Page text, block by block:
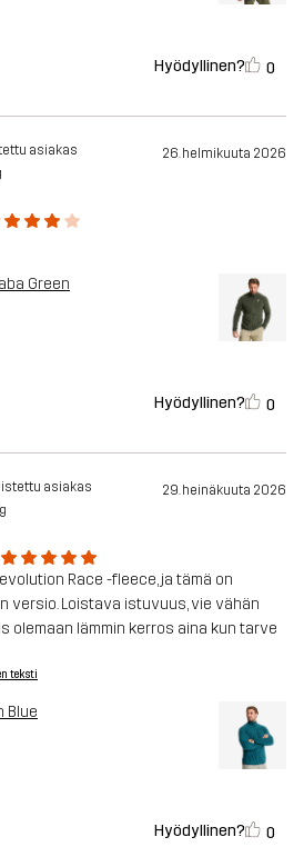
Hyödyllinen? 0
asiakas 26. helmikuuta 2026
Green
Hyödyllinen? 0
asiakas 29. heinäkuuta 2026
Race -fleece, ja tämä on
versio. Loistava istuvuus, vie vähän
olemaan lämmin kerros aina kun tarve
teksti
Blue
Hyödyllinen? 0